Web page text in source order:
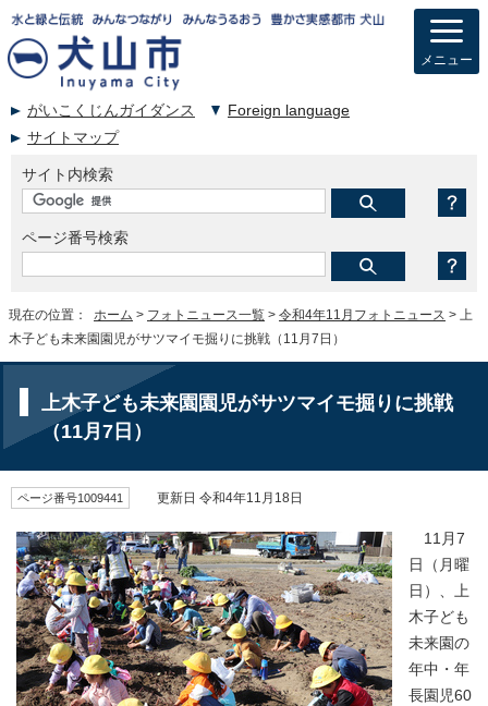
がいこくじんガイダンス
Foreign language
サイトマップ
サイト内検索
ページ番号検索
メニュー
現在の位置： ホーム > フォトニュース一覧 > 令和4年11月フォトニュース > 上
木子ども未来園園児がサツマイモ掘りに挑戦（11月7日）
上木子ども未来園園児がサツマイモ掘りに挑戦
（11月7日）
ページ番号1009441 更新日 令和4年11月18日
11月7
日（月曜
日）、上
木子ども
未来園の
年中・年
長園児60